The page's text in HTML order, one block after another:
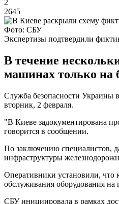
2
2645
Фото: СБУ
Экспертизы подтвердили
В течение
машинах только на
Служба безопасности Украины
вторник, 2 февраля.
"В Киеве задокументирована
говорится в сообщении.
По заключению специалистов,
инфраструктуры
Оперативники установили, что
обслуживания оборудования на
СБУ инициировала в рамках